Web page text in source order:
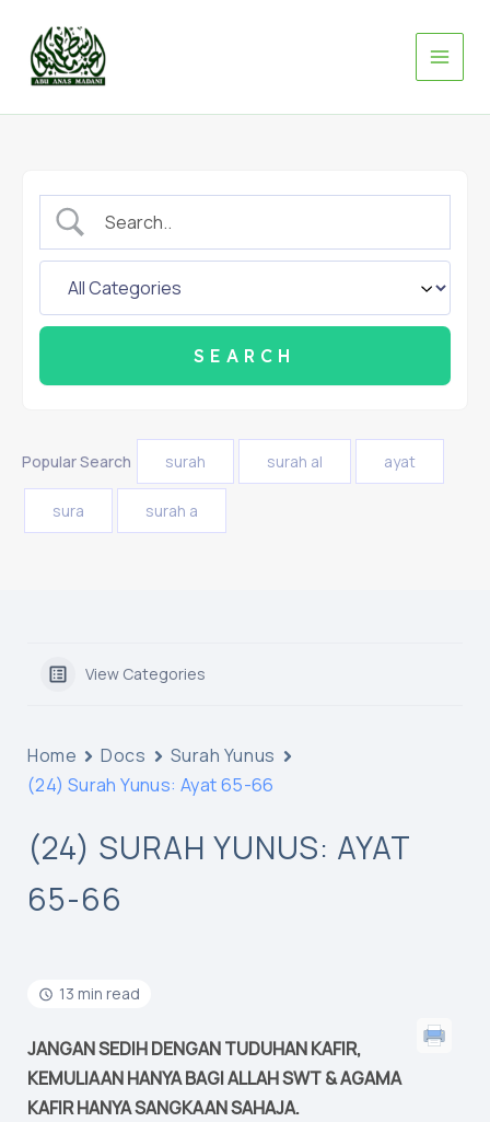
content
Popular Search surah surah al ayat
sura surah a
View Categories
Home Docs
Surah Yunus
(24) Surah Yunus: Ayat 65-66
(24) SURAH YUNUS: AYAT
65-66
13 min read
JANGAN SEDIH DENGAN TUDUHAN KAFIR,
KEMULIAAN HANYA BAGI ALLAH SWT & AGAMA
KAFIR HANYA SANGKAAN SAHAJA.